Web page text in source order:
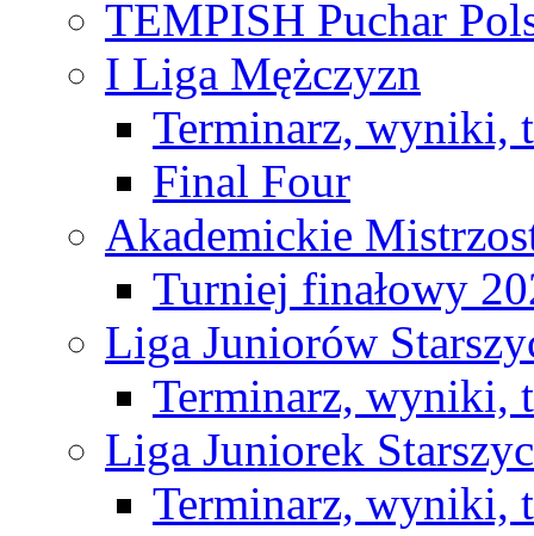
TEMPISH Puchar
I Liga Mężczyzn
Terminarz, wyniki,
Final Four
Akademickie
Turniej finałowy
Liga Juniorów
Terminarz, wyniki,
Liga Juniorek
Terminarz, wyniki,